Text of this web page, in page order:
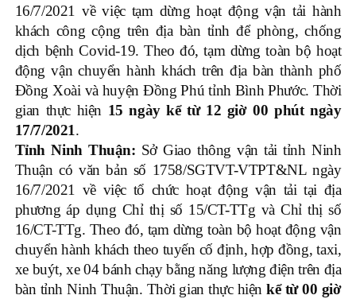
16/7/2021 về việc tạm dừng hoạt động vận tải hành
khách công cộng trên địa bàn tỉnh để phòng, chống
dịch bệnh Covid-19. Theo đó, tạm dừng toàn bộ hoạt
động vận chuyển hành khách trên địa bàn thành phố
Đồng Xoài và huyện Đồng Phú tỉnh Bình Phước. Thời
gian thực hiện 15 ngày kể từ 12 giờ 00 phút ngày
17/7/2021.
Tỉnh Ninh Thuận: Sở Giao thông vận tải tỉnh Ninh
Thuận có văn bản số 1758/SGTVT-VTPT&NL ngày
16/7/2021 về việc tổ chức hoạt động vận tải tại địa
phương áp dụng Chỉ thị số 15/CT-TTg và Chỉ thị số
16/CT-TTg. Theo đó, tạm dừng toàn bộ hoạt động vận
chuyển hành khách theo tuyến cố định, hợp đồng, taxi,
xe buýt, xe 04 bánh chạy bằng năng lượng điện trên địa
bàn tỉnh Ninh Thuận. Thời gian thực hiệnkể từ 00 giờ